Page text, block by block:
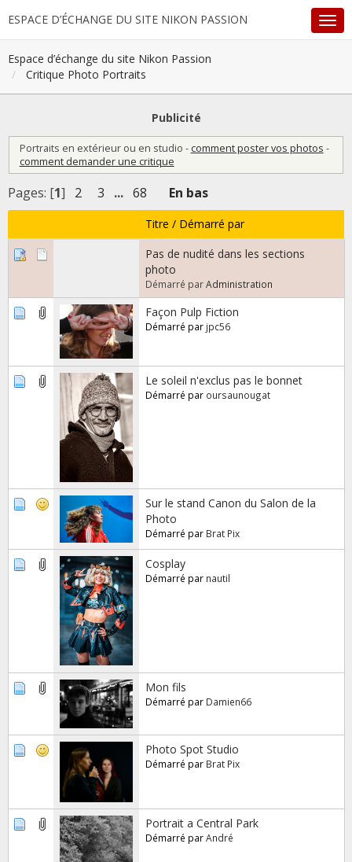
ESPACE D’ÉCHANGE DU SITE NIKON PASSION
Espace d’échange du site Nikon Passion
Critique Photo Portraits
Publicité
Portraits en extérieur ou en studio - comment poster vos photos -
comment demander une critique
Pages: [1] 2 3 ... 68 En bas
Titre / Démarré par
Pas de nudité dans les sections
photo
Démarré parAdministration
Façon Pulp Fiction
Démarré par jpc56
Le soleil n'exclus pas le bonnet
Démarré par oursaunougat
Sur le stand Canon du Salon de la
Photo
Démarré par Brat Pix
Cosplay
Démarré par nautil
Mon fils
Démarré par Damien66
Photo Spot Studio
Démarré par Brat Pix
Portrait a Central Park
Démarré parAndré